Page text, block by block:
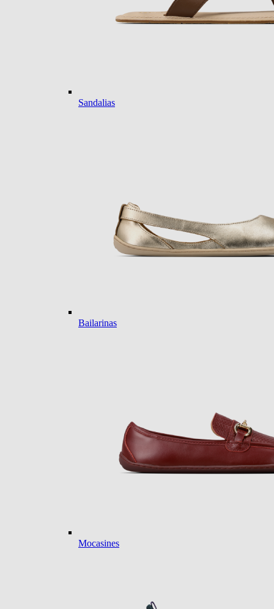
Sandalias
Bailarinas
Mocasines